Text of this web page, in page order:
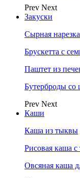
Prev Next
Закуски
Сырная
Брускетта с
Паштет из
Бутерброды со
Prev Next
Каши
Каша из тыквы
Рисовая каша
Овсяная каша